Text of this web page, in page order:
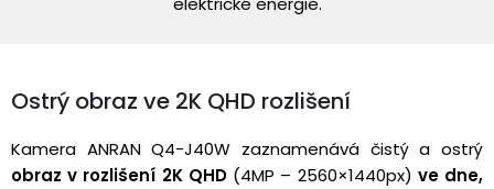
Ostrý obraz ve 2K QHD rozlišení
Kamera ANRAN Q4-J40W zaznamenává čistý a ostrý
obraz v rozlišení 2K QHD(4MP – 2560×1440px) ve dne,